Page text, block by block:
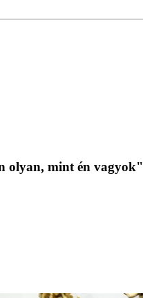
olyan, mint én vagyok"